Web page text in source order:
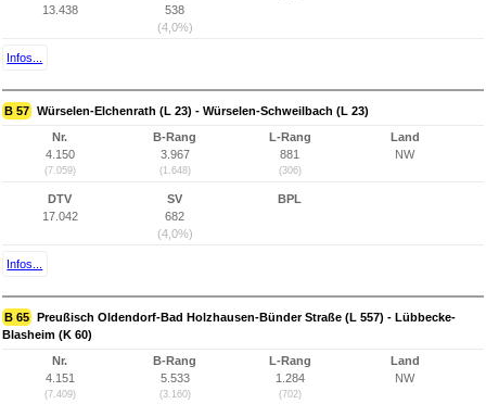
13.438
538
(4,0%)
Infos...
B 57 Würselen-Elchenrath (L 23) - Würselen-Schweilbach (L 23)
Nr.
4.150
(7.059)
B-Rang
3.967
(1.648)
L-Rang
881
(306)
Land
NW
DTV
17.042
SV
682
(4,0%)
BPL
Infos...
B 65 Preußisch Oldendorf-Bad Holzhausen-Bünder Straße (L 557) - Lübbecke-
Blasheim (K 60)
Nr.
4.151
(7.409)
B-Rang
5.533
(3.160)
L-Rang
1.284
(702)
Land
NW